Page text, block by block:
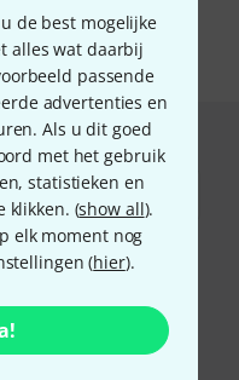
de best mogelijke
alles wat daarbij
passende
advertenties en
Als u dit goed
met het gebruik
statistieken en
klikken. (show all).
elk moment nog
(hier).
.
Betaal in 3